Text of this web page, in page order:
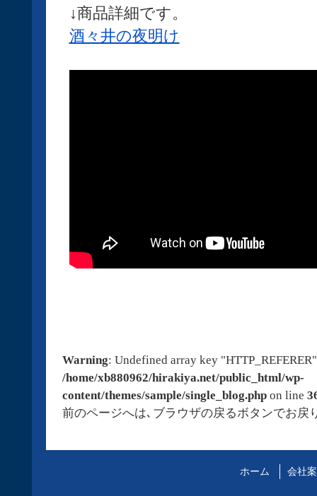
↓商品詳細です。
酒々井の夜明け
Warning: Undefined array key
/home/xb880962/hirakiya.net/public_html/wp-
content/themes/sample/single_blog.phpon line
前のページへは､ブラウザの戻るボタンでお戻
ホーム 会社